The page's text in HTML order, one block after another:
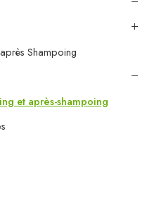
Shampoing
et après-shampoing